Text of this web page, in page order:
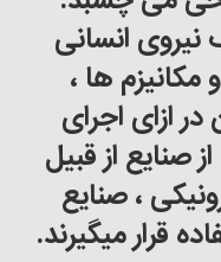
انسانی
ها ،
ازای اجرای
صنایع از قبیل
، صنایع
قرار میگیرند.